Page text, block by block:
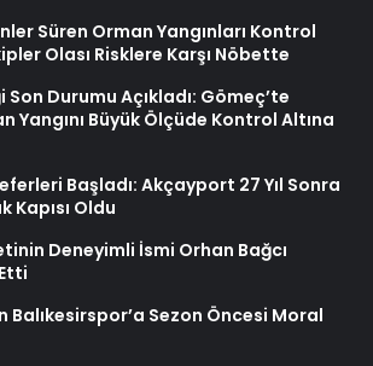
Süren Orman Yangınları Kontrol
Olası Risklere Karşı Nöbette
Son Durumu Açıkladı: Gömeç’te
Yangını Büyük Ölçüde Kontrol Altına
Başladı: Akçayport 27 Yıl Sonra
Kapısı Oldu
Deneyimli İsmi Orhan Bağcı
Balıkesirspor’a Sezon Öncesi Moral